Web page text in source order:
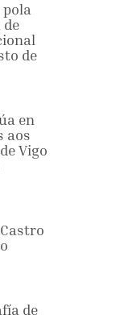
de
en
aos
Vigo
de